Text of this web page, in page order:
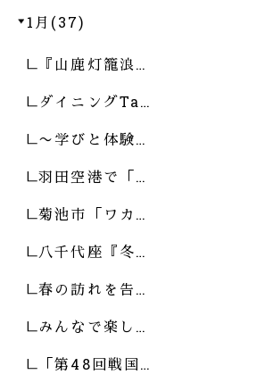
1月(37)
『山鹿灯籠浪…
ダイニングTa…
〜学びと体験…
羽田空港で「…
菊池市「ワカ…
八千代座『冬…
春の訪れを告…
みんなで楽し…
「第48回戦国…